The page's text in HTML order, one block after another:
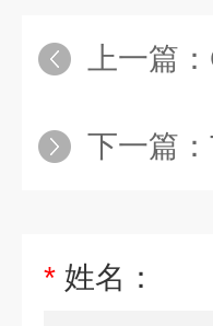
上一篇：
下一篇：
* 姓名：